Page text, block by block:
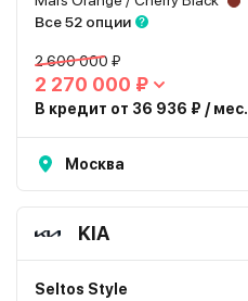
Все 52 опции
2 600 000 ₽
2 270 000 ₽
В кредит от 36 936 ₽ / мес.
Москва
KIA
Seltos Style